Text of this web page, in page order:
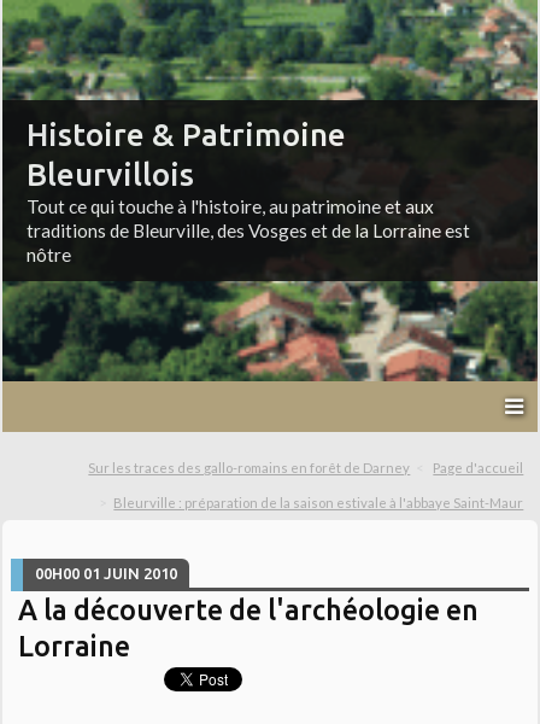
Histoire & Patrimoine
Bleurvillois
Tout ce qui touche à l'histoire, au patrimoine et aux
traditions de Bleurville, des Vosges et de la Lorraine est
nôtre
Sur les traces des gallo-romains en forêt de Darney Page d'accueil
Bleurville : préparation de la saison estivale à l'abbaye Saint-Maur
00H00 01 JUIN 2010
A la découverte de l'archéologie en
Lorraine